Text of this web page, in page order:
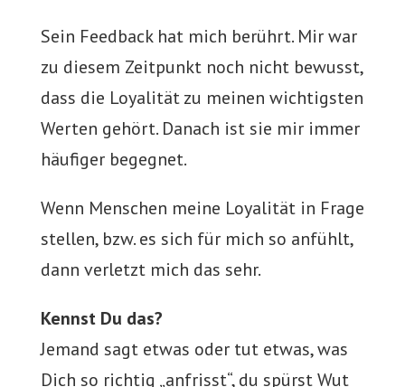
Sein Feedback hat mich berührt. Mir war
zu diesem Zeitpunkt noch nicht bewusst,
dass die Loyalität zu meinen wichtigsten
Werten gehört. Danach ist sie mir immer
häufiger begegnet.
Wenn Menschen meine Loyalität in Frage
stellen, bzw. es sich für mich so anfühlt,
dann verletzt mich das sehr.
Kennst Du das?
Jemand sagt etwas oder tut etwas, was
Dich so richtig „anfrisst“, du spürst Wut